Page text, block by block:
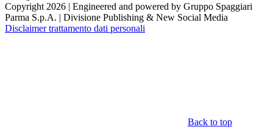
Copyright 2026 | Engineered and powered by Gruppo Spaggiari
Parma S.p.A. | Divisione Publishing & New Social Media
Disclaimer trattamento dati personali
Back to top